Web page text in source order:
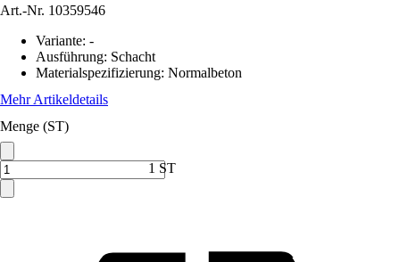
Art.-Nr. 10359546
Variante: -
Ausführung: Schacht
Materialspezifizierung: Normalbeton
Mehr Artikeldetails
Menge (ST)
1 ST